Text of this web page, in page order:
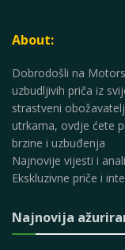
About:
Dobrodošli na
uzbudljivih priča iz
strastveni
utrkama, ovdje ćete
brzine i uzbuđenja
Najnovije vijesti i
Ekskluzivne priče i
Najnovija